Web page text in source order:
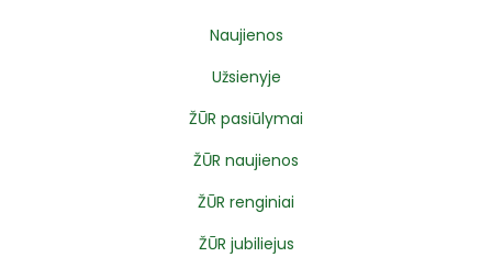
Naujienos
Užsienyje
ŽŪR pasiūlymai
ŽŪR naujienos
ŽŪR renginiai
ŽŪR jubiliejus